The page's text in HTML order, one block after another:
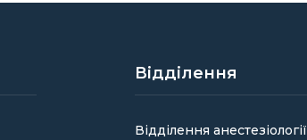
Відділення
Відділення анестезіології